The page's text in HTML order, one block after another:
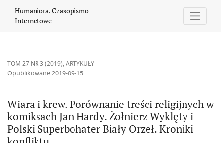
Humaniora. Czasopismo
Internetowe
TOM 27 NR 3 (2019),ARTYKUŁY
Wiara i krew. Porównanie treści religijnych w
komiksach Jan Hardy. Żołnierz Wyklęty i
Polski Superbohater Biały Orzeł. Kroniki
Opublikowane 2019-09-15